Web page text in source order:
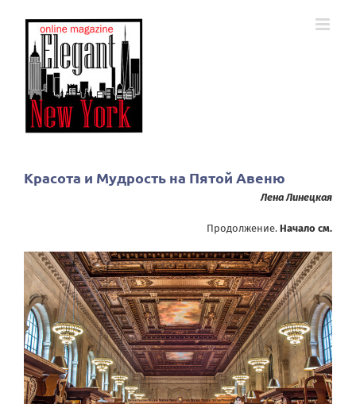
Красота и Мудрость на Пятой Авеню
Лена Линецкая
Продолжение. Начало см.